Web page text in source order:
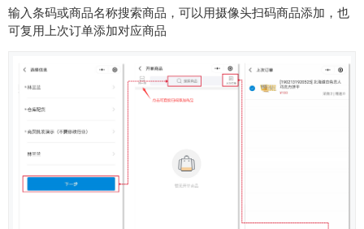
输入条码或商品名称搜索商品，可以用摄像头扫码商品添加，也
可复用上次订单添加对应商品